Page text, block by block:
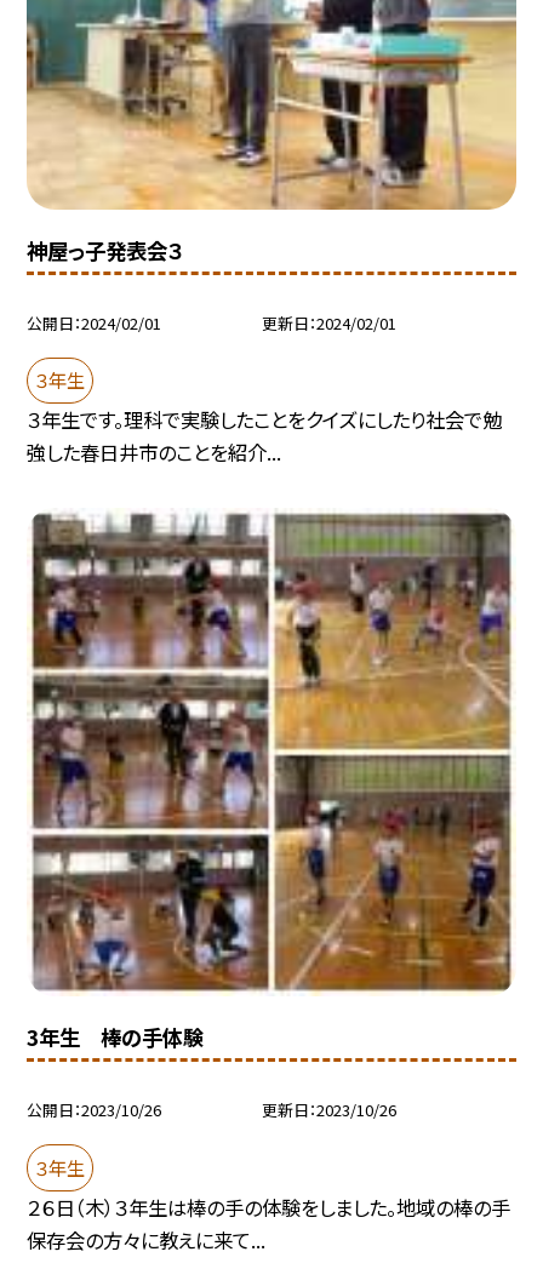
神屋っ子発表会３
公開日 2024/02/01 更新日 2024/02/01
３年生
３年生です。理科で実験したことをクイズにしたり社会で勉
強した春日井市のことを紹介...
3年生 棒の手体験
公開日 2023/10/26 更新日 2023/10/26
３年生
２６日（木）３年生は棒の手の体験をしました。地域の棒の手
保存会の方々に教えに来て...